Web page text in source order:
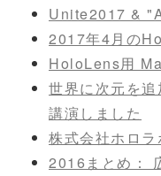
Unite2017 &
2017年4月の
HoloLens用
世界に次元を
講演しました
株式会社ホロ
2016まとめ：